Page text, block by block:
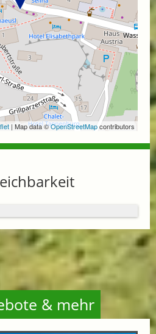
| Map data ©OpenStreetMapcontributors
& mehr